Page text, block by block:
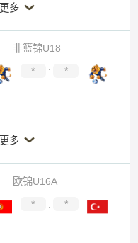
更多
非篮锦U18
* :
*
更多
欧锦U16A
* :
*